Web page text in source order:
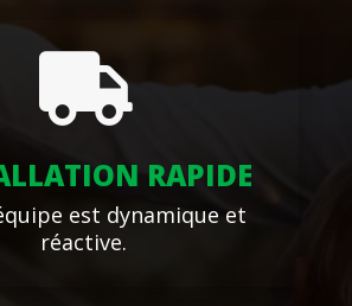

RAPIDE
est dynamique et
réactive.